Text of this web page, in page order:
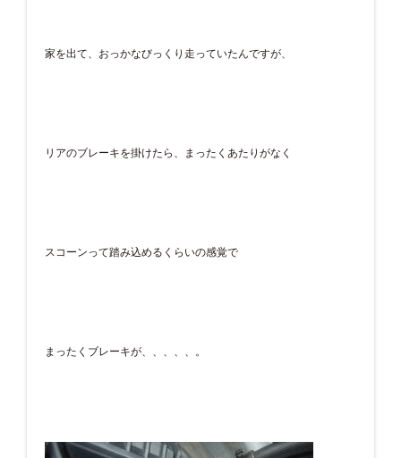
家を出て、おっかなびっくり走っていたんですが、
リアのブレーキを掛けたら、まったくあたりがなく
スコーンって踏み込めるくらいの感覚で
まったくブレーキが、、、、、。